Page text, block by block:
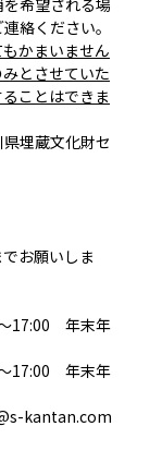
希望される場
絡ください。
かまいません
とさせていた
ことはできま
埋蔵文化財セ
お願いしま
17:00 年末年
17:00 年末年
kantan.com